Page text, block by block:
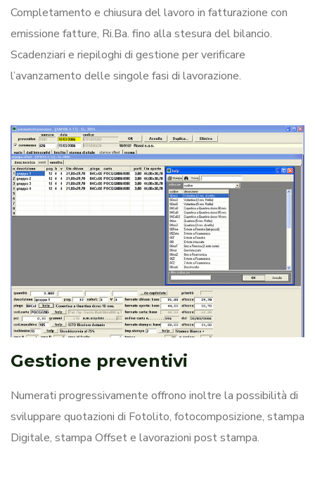
Completamento e chiusura del lavoro in fatturazione con
emissione fatture, Ri.Ba. fino alla stesura del bilancio.
Scadenziari e riepiloghi di gestione per verificare
l’avanzamento delle singole fasi di lavorazione.
Gestione preventivi
Numerati progressivamente offrono inoltre la possibilità di
sviluppare quotazioni di Fotolito, fotocomposizione, stampa
Digitale, stampa Offset e lavorazioni post stampa.